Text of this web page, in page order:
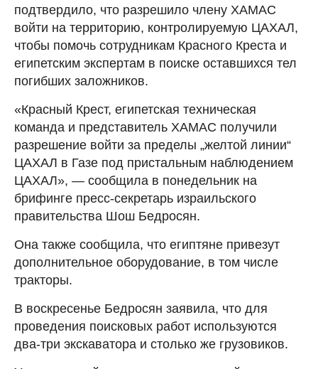
подтвердило, что разрешило члену ХАМАС
войти на территорию, контролируемую ЦАХАЛ,
чтобы помочь сотрудникам Красного Креста и
египетским экспертам в поиске оставшихся тел
погибших заложников.
«Красный Крест, египетская техническая
команда и представитель ХАМАС получили
разрешение войти за пределы „желтой линии“
ЦАХАЛ в Газе под пристальным наблюдением
ЦАХАЛ», — сообщила в понедельник на
брифинге пресс-секретарь израильского
правительства Шош Бедросян.
Она также сообщила, что египтяне привезут
дополнительное оборудование, в том числе
тракторы.
В воскресенье Бедросян заявила, что для
проведения поисковых работ используются
два-три экскаватора и столько же грузовиков.